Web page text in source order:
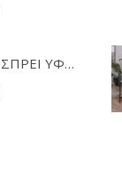
ΑΡΩΜΑΤΙΚΟ ΣΠΡΕΙ ΥΦΑΣΜΑΤΩΝ POWDER 200ml ELEGANT